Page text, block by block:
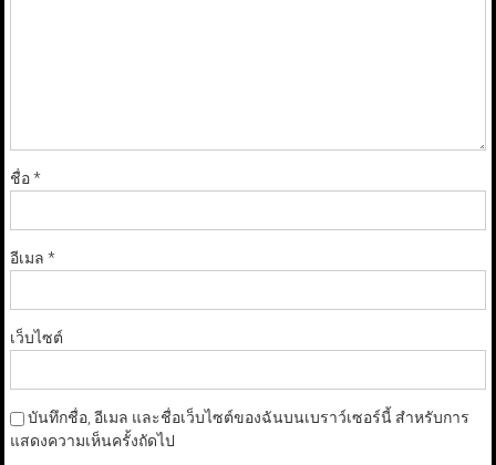
ชื่อ*
อีเมล *
เว็บไซต์
บันทึกชื่อ, อีเมล และชื่อเว็บไซต์ของฉันบนเบราว์เซอร์นี้ สำหรับการ
แสดงความเห็นครั้งถัดไป